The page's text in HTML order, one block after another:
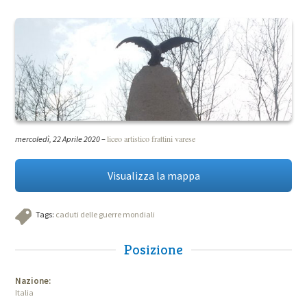
mercoledì, 22 Aprile 2020–liceo artistico frattini varese
Visualizza la mappa
Tags: caduti delle guerre mondiali
Posizione
Nazione:
Italia